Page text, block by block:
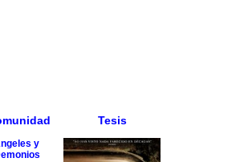
Tesis